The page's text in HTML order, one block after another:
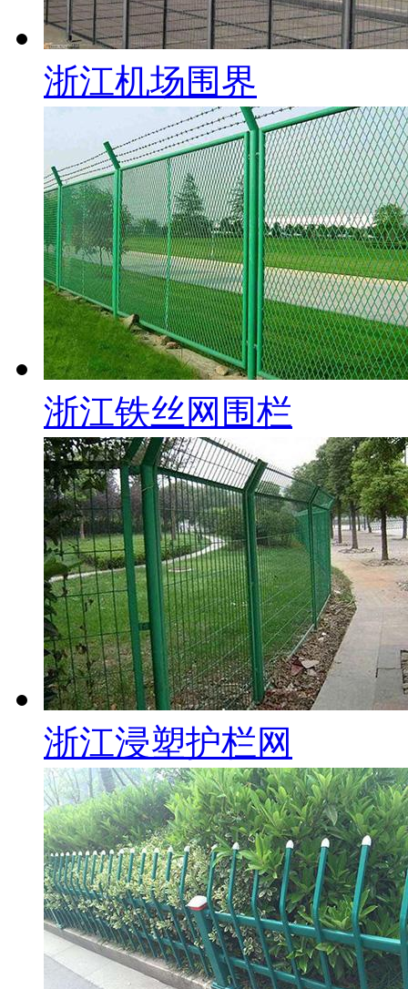
浙江机场围界
浙江铁丝网围栏
浙江浸塑护栏网